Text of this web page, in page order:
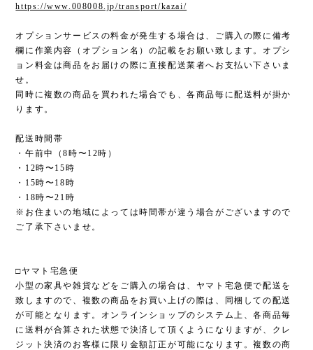
https://www.008008.jp/transport/kazai/
オプションサービスの料金が発生する場合は、ご購入の際に備考
欄に作業内容（オプション名）の記載をお願い致します。オプシ
ョン料金は商品をお届けの際に直接配送業者へお支払い下さいま
せ。
同時に複数の商品を買われた場合でも、各商品毎に配送料が掛か
ります。
配送時間帯
・午前中（8時〜12時）
・12時〜15時
・15時〜18時
・18時〜21時
※お住まいの地域によっては時間帯が違う場合がございますので
ご了承下さいませ。
□ヤマト宅急便
小型の家具や雑貨などをご購入の場合は、ヤマト宅急便で配送を
致しますので、複数の商品をお買い上げの際は、同梱しての配送
が可能となります。オンラインショップのシステム上、各商品毎
に送料が合算された状態で決済して頂くようになりますが、クレ
ジット決済のお客様に限り金額訂正が可能になります。複数の商